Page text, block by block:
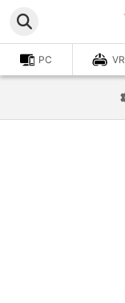
PC VR